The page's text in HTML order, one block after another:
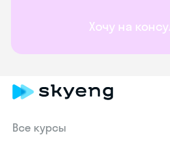
Хочу на
Все курсы